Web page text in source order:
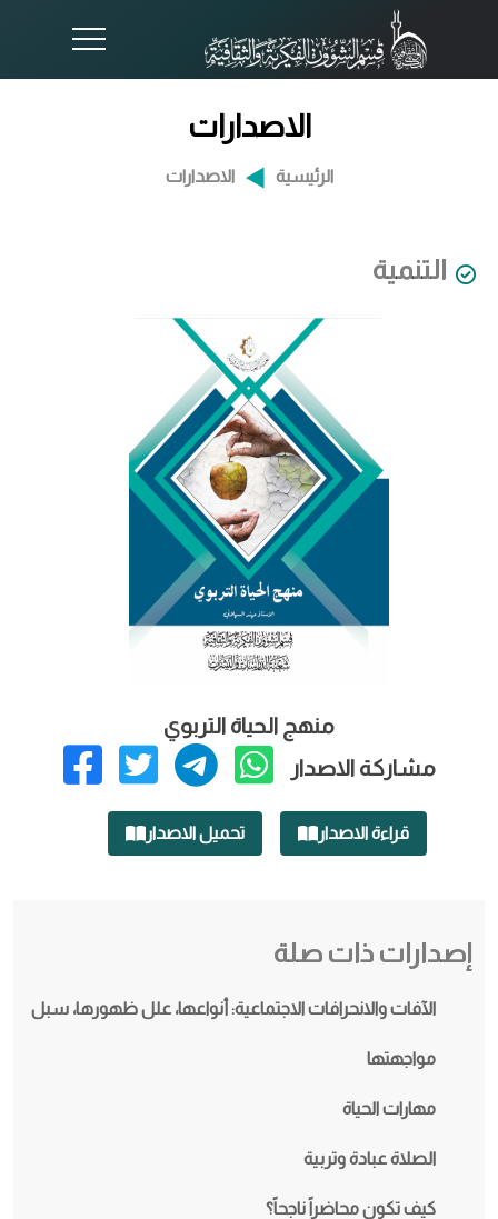
الاصدارات
الرئيسية الاصدارات
التنمية
منهج الحياة التربوي
مشاركة الاصدار
قراءة الاصدار تحميل الاصدار
إصدارات ذات صلة
الآفات والانحرافات الاجتماعية: أنواعها، علل ظهورها، سبل
مواجهتها
مهارات الحياة
الصلاة عبادة وتربية
كيف تكون محاضراً ناجحاً؟